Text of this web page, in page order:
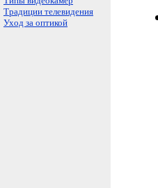
Традиции телевидения
Уход за оптикой